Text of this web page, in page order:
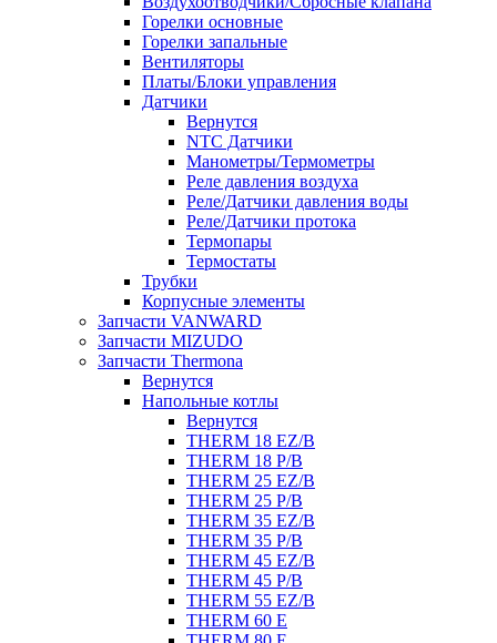
Горелки основные
Горелки запальные
Вентиляторы
Платы/Блоки управления
Датчики
Вернутся
NTC Датчики
Манометры/Термометры
Реле давления воздуха
Реле/Датчики давления воды
Реле/Датчики протока
Термопары
Термостаты
Трубки
Корпусные элементы
Запчасти VANWARD
Запчасти MIZUDO
Запчасти Thermona
Вернутся
Напольные котлы
Вернутся
THERM 18 EZ/B
THERM 18 P/B
THERM 25 EZ/B
THERM 25 P/B
THERM 35 EZ/B
THERM 35 P/B
THERM 45 EZ/B
THERM 45 P/B
THERM 55 EZ/B
THERM 60 E